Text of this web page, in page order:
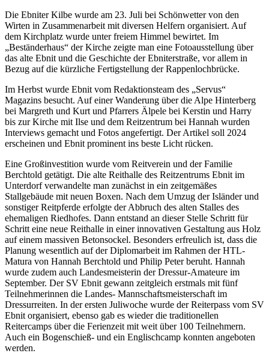
Die Ebniter Kilbe wurde am 23. Juli bei Schönwetter von den
Wirten in Zusammenarbeit mit diversen Helfern organisiert. Auf
dem Kirchplatz wurde unter freiem Himmel bewirtet. Im
„Beständerhaus“ der Kirche zeigte man eine Fotoausstellung über
das alte Ebnit und die Geschichte der Ebniterstraße, vor allem in
Bezug auf die kürzliche Fertigstellung der Rappenlochbrücke.
Im Herbst wurde Ebnit vom Redaktionsteam des „Servus“
Magazins besucht. Auf einer Wanderung über die Alpe Hinterberg
bei Margreth und Kurt und Pfarrers Älpele bei Kerstin und Harry
bis zur Kirche mit Ilse und dem Reitzentrum bei Hannah wurden
Interviews gemacht und Fotos angefertigt. Der Artikel soll 2024
erscheinen und Ebnit prominent ins beste Licht rücken.
Eine Großinvestition wurde vom Reitverein und der Familie
Berchtold getätigt. Die alte Reithalle des Reitzentrums Ebnit im
Unterdorf verwandelte man zunächst in ein zeitgemäßes
Stallgebäude mit neuen Boxen. Nach dem Umzug der Isländer und
sonstiger Reitpferde erfolgte der Abbruch des alten Stalles des
ehemaligen Riedhofes. Dann entstand an dieser Stelle Schritt für
Schritt eine neue Reithalle in einer innovativen Gestaltung aus Holz
auf einem massiven Betonsockel. Besonders erfreulich ist, dass die
Planung wesentlich auf der Diplomarbeit im Rahmen der HTL-
Matura von Hannah Berchtold und Philip Peter beruht. Hannah
wurde zudem auch Landesmeisterin der Dressur-Amateure im
September. Der SV Ebnit gewann zeitgleich erstmals mit fünf
Teilnehmerinnen die Landes- Mannschaftsmeisterschaft im
Dressurreiten. In der ersten Juliwoche wurde der Reiterpass vom SV
Ebnit organisiert, ebenso gab es wieder die traditionellen
Reitercamps über die Ferienzeit mit weit über 100 Teilnehmern.
Auch ein Bogenschieß- und ein Englischcamp konnten angeboten
werden.